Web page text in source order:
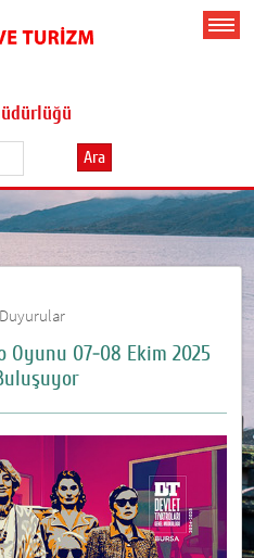
Ara
Duyurular
07-08 Ekim 2025